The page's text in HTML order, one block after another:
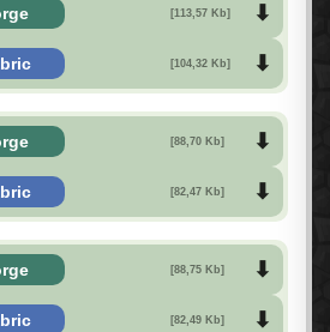
[113,57 Kb]
[104,32 Kb]
[88,70 Kb]
[82,47 Kb]
[88,75 Kb]
[82,49 Kb]